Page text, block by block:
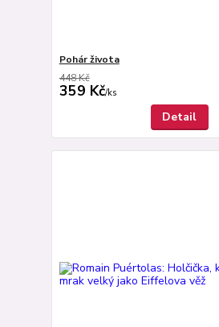
Pohár života
448 Kč
359 Kč/ks
Detail